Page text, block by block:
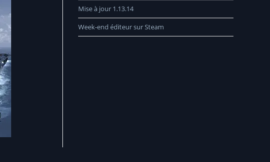
Mise à jour 1.13.14
Week-end éditeur sur Steam